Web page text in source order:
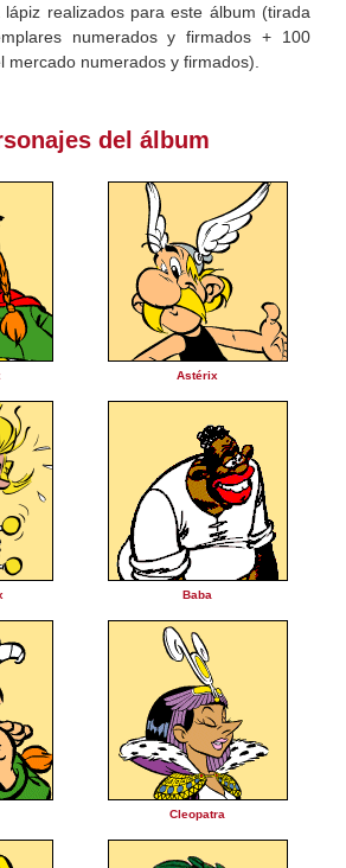
realizados para este álbum (tirada
numerados y firmados + 100
mercado numerados y firmados).
del álbum
Astérix
Baba
Cleopatra